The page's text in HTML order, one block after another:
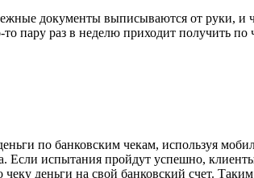
документы выписываются от руки, и
пару раз в неделю приходит получить
по банковским чекам, используя
Если испытания пройдут успешно,
деньги на свой банковский счет. Таким